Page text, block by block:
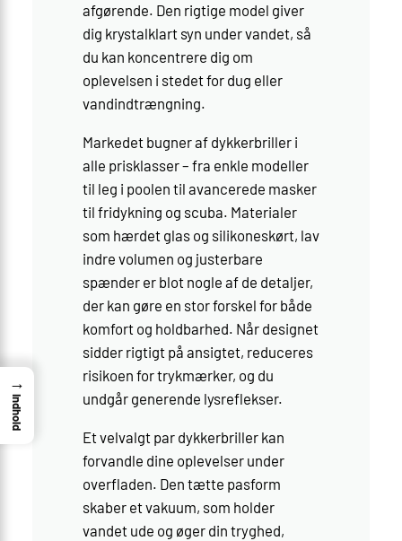
afgørende. Den rigtige model giver
dig krystalklart syn under vandet, så
du kan koncentrere dig om
oplevelsen i stedet for dug eller
vandindtrængning.
Markedet bugner af dykkerbriller i
alle prisklasser – fra enkle modeller
til leg i poolen til avancerede masker
til fridykning og scuba. Materialer
som hærdet glas og silikoneskørt, lav
indre volumen og justerbare
spænder er blot nogle af de detaljer,
der kan gøre en stor forskel for både
komfort og holdbarhed. Når designet
sidder rigtigt på ansigtet, reduceres
risikoen for trykmærker, og du
undgår generende lysreflekser.
Et velvalgt par dykkerbriller kan
forvandle dine oplevelser under
overfladen. Den tætte pasform
skaber et vakuum, som holder
vandet ude og øger din tryghed,
→
Indhold